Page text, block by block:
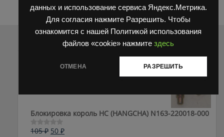
данных и использование сервиса Яндекс.Метрика.
Для согласия нажмите Разрешить. Чтобы
ознакомится с нашей Политикой использования
файлов «cookie» нажмите здесь
ОТМЕНА РАЗРЕШИТЬ
Распродажа
Блокировка король HC (HANGCHA) N163-220018-000
Оценка
105₽ Первоначальная
50 ₽Текущая